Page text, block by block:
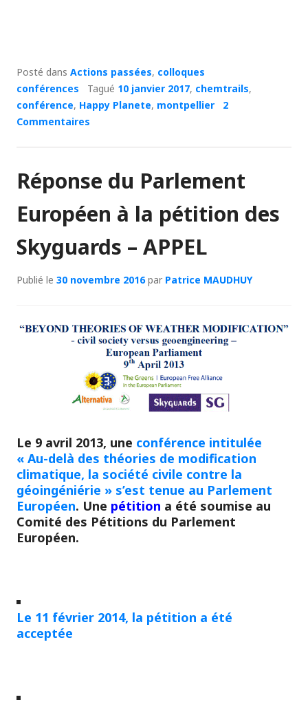
Posté dans Actions passées, colloques
conférences
Tagué 10 janvier 2017, chemtrails,
conférence, Happy Planete, montpellier
2
Commentaires
Réponse du Parlement
Européen à la pétition des
Skyguards – APPEL
Publié le 30 novembre 2016par Patrice MAUDHUY
Le 9 avril 2013, une conférence intitulée
« Au-delà des théories de modification
climatique, la société civile contre la
géoingéniérie » s’est tenue au Parlement
Européen. Une pétition a été soumise au
Comité des Pétitions du Parlement
Européen.
Le 11 février 2014, la pétition a été
acceptée